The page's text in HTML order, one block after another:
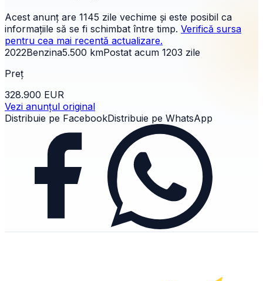
Acest anunț are 1145 zile vechime și este posibil ca
informațiile să se fi schimbat între timp. Verifică sursa
pentru cea mai recentă actualizare.
2022Benzina5.500 kmPostat acum 1203 zile
Preț
328.900 EUR
Vezi anunțul original
Distribuie pe FacebookDistribuie pe WhatsApp